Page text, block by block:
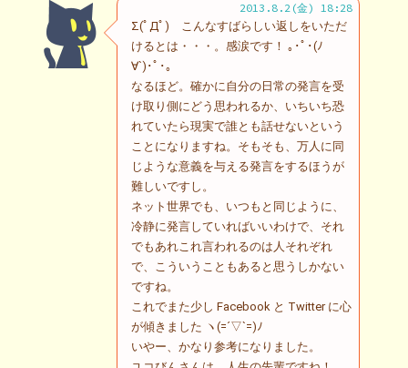
2013.8.2(金) 18:28
Σ(ﾟДﾟ) こんなすばらしい返しをいただ
けるとは・・・。感涙です！ ｡･ﾟ･(ﾉ
∀`)･ﾟ･｡
なるほど。確かに自分の日常の発言を受
け取り側にどう思われるか、いちいち恐
れていたら現実で誰とも話せないという
ことになりますね。そもそも、万人に同
じような意義を与える発言をするほうが
難しいですし。
ネット世界でも、いつもと同じように、
冷静に発言していればいいわけで、それ
でもあれこれ言われるのは人それぞれ
で、こういうこともあると思うしかない
ですね。
これでまた少し Facebook と Twitter に心
が傾きました ヽ(=´▽`=)ﾉ
いやー、かなり参考になりました。